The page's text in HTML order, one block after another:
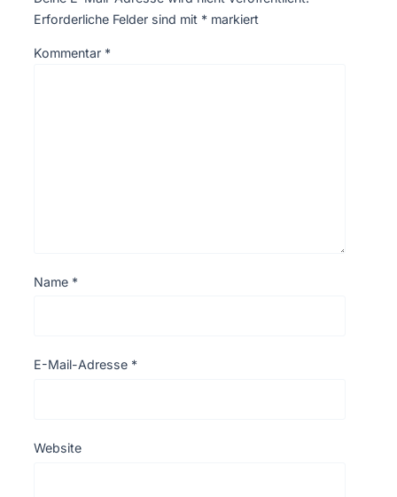
Erforderliche Felder sind mit * markiert
Kommentar *
Name *
E-Mail-Adresse *
Website